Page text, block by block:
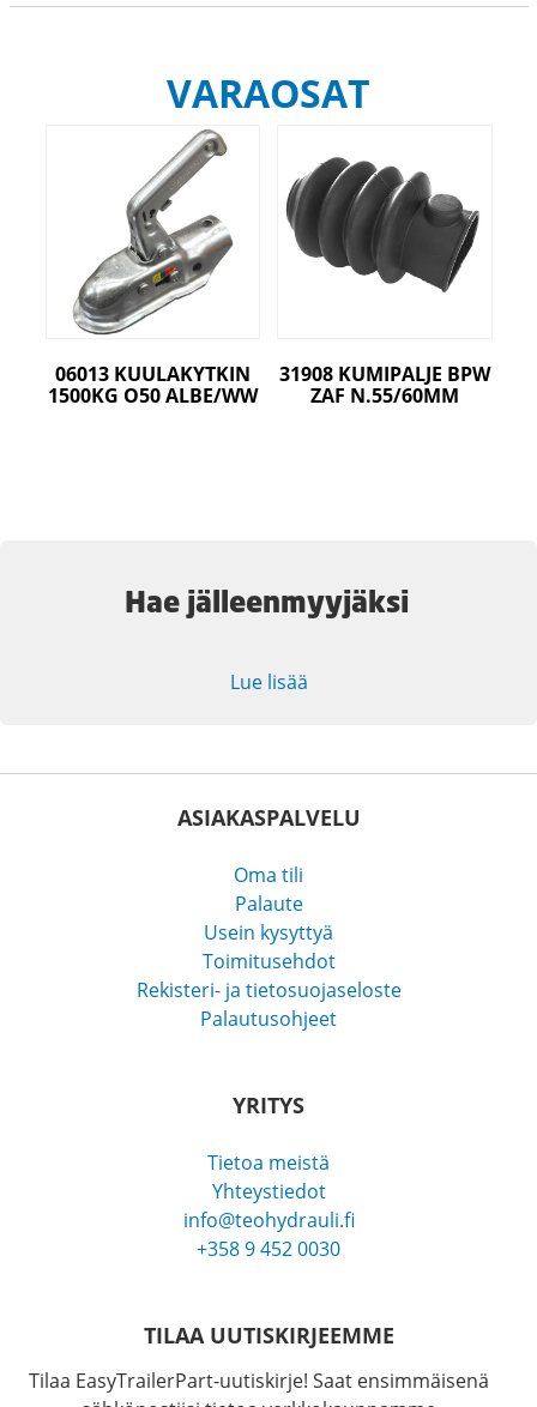
VARAOSAT
06013 KUULAKYTKIN
1500KG O50 ALBE/WW
31908 KUMIPALJE BPW
ZAF N.55/60MM
Hae jälleenmyyjäksi
Lue lisää
ASIAKASPALVELU
Oma tili
Palaute
Usein kysyttyä
Toimitusehdot
Rekisteri- ja tietosuojaseloste
Palautusohjeet
YRITYS
Tietoa meistä
Yhteystiedot
info@teohydrauli.fi
+358 9 452 0030
TILAA UUTISKIRJEEMME
Tilaa EasyTrailerPart-uutiskirje! Saat ensimmäisenä